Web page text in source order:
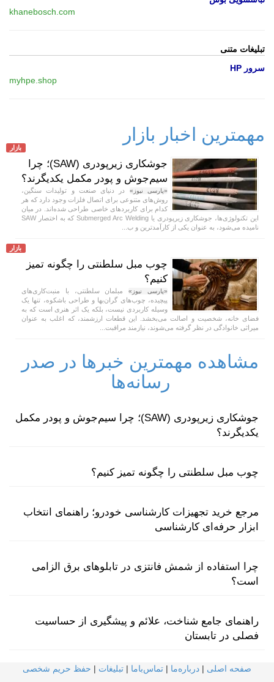
khanebosch.com
تبلیغات متنی
سرور HP
myhpe.shop
مهمترین اخبار بازار
بازار
جوشکاری زیرپودری (SAW)؛ چرا
سیم‌جوش و پودر مکمل یکدیگرند؟
«پارسی نیوز» در دنیای صنعت و تولیدات سنگین،
روش‌های متنوعی برای اتصال فلزات وجود دارد که هر
کدام برای کاربردهای خاصی طراحی شده‌اند. در میان
این تکنولوژی‌ها، جوشکاری زیرپودری یا Submerged Arc Welding که به اختصار SAW
نامیده می‌شود، به عنوان یکی از کارآمدترین و ب...
بازار
چوب مبل سلطنتی را چگونه تمیز
کنیم؟
«پارسی نیوز»مبلمان سلطنتی، با منبت‌کاری‌های
پیچیده، چوب‌های گران‌بها و طراحی باشکوه، تنها یک
وسیله کاربردی نیست، بلکه یک اثر هنری است که به
فضای خانه، شخصیت و اصالت می‌بخشد. این قطعات ارزشمند، که اغلب به عنوان
میراثی خانوادگی در نظر گرفته می‌شوند، نیازمند مراقبت...
مشاهده مهمترین خبرها در صدر
رسانه‌ها
جوشکاری زیرپودری (SAW)؛ چرا سیم‌جوش و پودر مکمل
یکدیگرند؟
چوب مبل سلطنتی را چگونه تمیز کنیم؟
مرجع خرید تجهیزات کارشناسی خودرو؛ راهنمای انتخاب
ابزار حرفه‌ای کارشناسی
چرا استفاده از شمش فانتزی در تابلوهای برق الزامی
است؟
راهنمای جامع شناخت، علائم و پیشگیری از حساسیت
فصلی در تابستان
صفحه اصلی | درباره‌ما | تماس‌با‌ما | تبلیغات | حفظ حریم شخصی